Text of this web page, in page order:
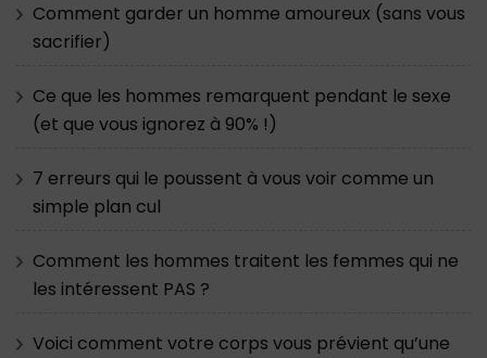
Comment garder un homme amoureux (sans vous
sacrifier)
Ce que les hommes remarquent pendant le sexe
(et que vous ignorez à 90% !)
7 erreurs qui le poussent à vous voir comme un
simple plan cul
Comment les hommes traitent les femmes qui ne
les intéressent PAS ?
Voici comment votre corps vous prévient qu’une